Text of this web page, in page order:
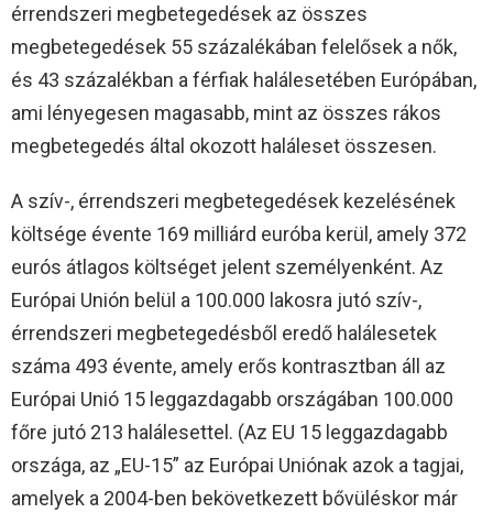
érrendszeri megbetegedések az összes
megbetegedések 55 százalékában felelősek a nők,
és 43 százalékban a férfiak halálesetében Európában,
ami lényegesen magasabb, mint az összes rákos
megbetegedés által okozott haláleset összesen.
A szív-, érrendszeri megbetegedések kezelésének
költsége évente 169 milliárd euróba kerül, amely 372
eurós átlagos költséget jelent személyenként. Az
Európai Unión belül a 100.000 lakosra jutó szív-,
érrendszeri megbetegedésből eredő halálesetek
száma 493 évente, amely erős kontrasztban áll az
Európai Unió 15 leggazdagabb országában 100.000
főre jutó 213 halálesettel. (Az EU 15 leggazdagabb
országa, az „EU-15” az Európai Uniónak azok a tagjai,
amelyek a 2004-ben bekövetkezett bővüléskor már